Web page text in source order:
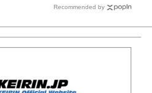
Recommended by